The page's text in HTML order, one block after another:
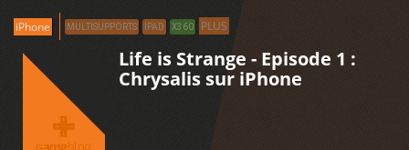
iPhone MULTISUPPORTS IPAD X360 PLUS
Life is Strange - Episode 1 :
Chrysalis sur iPhone